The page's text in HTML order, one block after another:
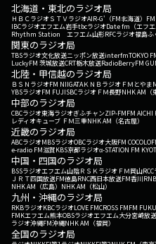
北海道・東北のラジオ局
ＨＢＣラジオＳＴＶラジオAIR-G'（FM北海道）
IBCラジオエフエム岩手tbcラジオDate fm（エフエ
Rhythm Station エフエム山形RFCラジオ福島ふ
関東のラジオ局
TBSラジオ文化放送ニッポン放送interfmTOKYO
LuckyFM 茨城放送CRT栃木放送RadioBerryFM
北陸・甲信越のラジオ局
ＢＳＮラジオFM NIIGATAＫＮＢラジオ ＦＭとやま
YBSラジオFM FUJISBCラジオ ＦＭ長野NHK AM（
中部のラジオ局
CBCラジオ東海ラジオぎふチャンZIP-FMFM AICHI
レディオキューブ ＦＭ三重NHK AM（名古屋）
近畿のラジオ局
ABCラジオMBSラジオOBCラジオ大阪FM COCOLO
e-radio FM滋賀KBS京都ラジオα-STATION FM
中国・四国のラジオ局
BSSラジオエフエム山陰ＲＳＫラジオ ＦＭ岡山
ＪＲＴ四国放送FM徳島RNC西日本放送FM香川
NHK AM（広島） NHK AM（松山）
九州・沖縄のラジオ局
RKBラジオKBCラジオLOVE FMCROSS FMFM
FMKエフエム熊本OBSラジオエフエム大分宮崎放送
ラジオ沖縄FM沖縄NHK AM（福岡）
全国のラジオ局